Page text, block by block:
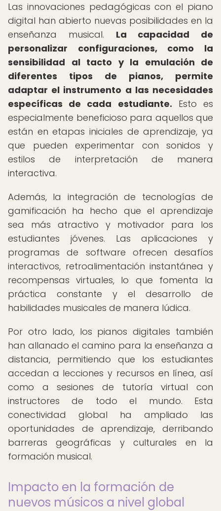
Las innovaciones pedagógicas con el piano
digital han abierto nuevas posibilidades en la
enseñanza musical. La capacidad de
personalizar configuraciones, como la
sensibilidad al tacto y la emulación de
diferentes tipos de pianos, permite
adaptar el instrumento a las necesidades
específicas de cada estudiante. Esto es
especialmente beneficioso para aquellos que
están en etapas iniciales de aprendizaje, ya
que pueden experimentar con sonidos y
estilos de interpretación de manera
interactiva.
Además, la integración de tecnologías de
gamificación ha hecho que el aprendizaje
sea más atractivo y motivador para los
estudiantes jóvenes. Las aplicaciones y
programas de software ofrecen desafíos
interactivos, retroalimentación instantánea y
recompensas virtuales, lo que fomenta la
práctica constante y el desarrollo de
habilidades musicales de manera lúdica.
Por otro lado, los pianos digitales también
han allanado el camino para la enseñanza a
distancia, permitiendo que los estudiantes
accedan a lecciones y recursos en línea, así
como a sesiones de tutoría virtual con
instructores de todo el mundo. Esta
conectividad global ha ampliado las
oportunidades de aprendizaje, derribando
barreras geográficas y culturales en la
formación musical.
Impacto en la formación de
nuevos músicos a nivel global